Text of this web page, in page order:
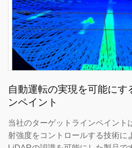
自動運転の実現を可能にす
ンペイント
当社のターゲットラインペイント
射強度をコントロールする技術に